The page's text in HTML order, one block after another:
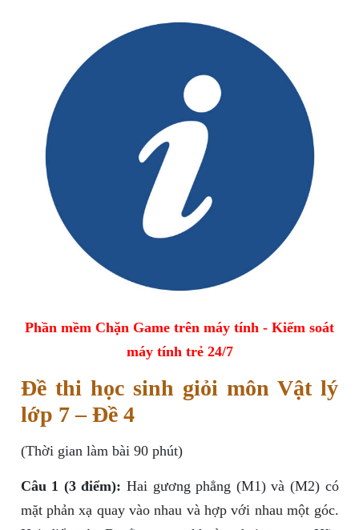
Phần mềm Chặn Game trên máy tính - Kiểm soát
máy tính trẻ 24/7
Đề thi học sinh giỏi môn Vật lý
lớp 7 – Đề 4
(Thời gian làm bài 90 phút)
Câu 1 (3 điểm): Hai gương phẳng (M1) và (M2) có
mặt phản xạ quay vào nhau và hợp với nhau một góc.